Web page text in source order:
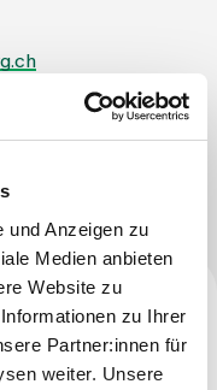
und Anzeigen zu
Medien anbieten
Website zu
zu Ihrer
Partner:innen für
weiter. Unsere